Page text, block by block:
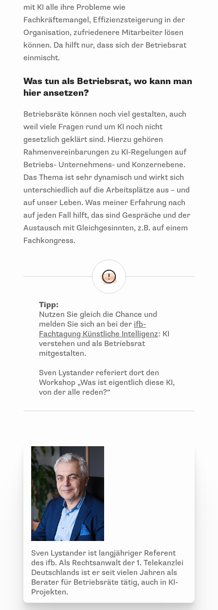
mit KI alle ihre Probleme wie
Fachkräftemangel, Effizienzsteigerung in der
Organisation, zufriedenere Mitarbeiter lösen
können. Da hilft nur, dass sich der Betriebsrat
einmischt.
Was tun als Betriebsrat, wo kann man
hier ansetzen?
Betriebsräte können noch viel gestalten, auch
weil viele Fragen rund um KI noch nicht
gesetzlich geklärt sind. Hierzu gehören
Rahmenvereinbarungen zu KI-Regelungen auf
Betriebs- Unternehmens- und Konzernebene.
Das Thema ist sehr dynamisch und wirkt sich
unterschiedlich auf die Arbeitsplätze aus – und
auf unser Leben. Was meiner Erfahrung nach
auf jeden Fall hilft, das sind Gespräche und der
Austausch mit Gleichgesinnten, z.B. auf einem
Fachkongress.
Tipp:
Nutzen Sie gleich die Chance und
melden Sie sich an bei der ifb-
Fachtagung Künstliche Intelligenz: KI
verstehen und als Betriebsrat
mitgestalten.
Sven Lystander referiert dort den
Workshop „Was ist eigentlich diese KI,
von der alle reden?“
Sven Lystander ist langjähriger Referent
des ifb. Als Rechtsanwalt der 1. Telekanzlei
Deutschlands ist er seit vielen Jahren als
Berater für Betriebsräte tätig, auch in KI-
Projekten.